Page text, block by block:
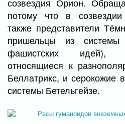
потому что в
также представители
пришельцы из системы
фашистских идей),
относящиеся к
Беллатрикс, и серокожие
системы Бетельгейзе.